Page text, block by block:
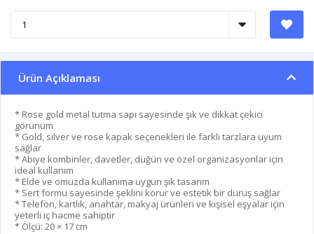
Ürün Açıklaması
* Rose gold metal tutma sapı sayesinde şık ve dikkat çekici
görünüm
* Gold, silver ve rose kapak seçenekleri ile farklı tarzlara uyum
sağlar
* Abiye kombinler, davetler, düğün ve özel organizasyonlar için
ideal kullanım
* Elde ve omuzda kullanıma uygun şık tasarım
* Sert formu sayesinde şeklini korur ve estetik bir duruş sağlar
* Telefon, kartlık, anahtar, makyaj ürünleri ve kişisel eşyalar için
yeterli iç hacme sahiptir
* Ölçü: 20 × 17 cm